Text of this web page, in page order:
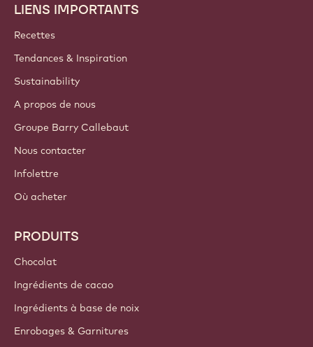
Footer
Callebaut
LIENS IMPORTANTS
Recettes
Tendances & Inspiration
Sustainability
A propos de nous
Groupe Barry Callebaut
Nous contacter
Infolettre
Où acheter
PRODUITS
Chocolat
Ingrédients de cacao
Ingrédients à base de noix
Enrobages & Garnitures